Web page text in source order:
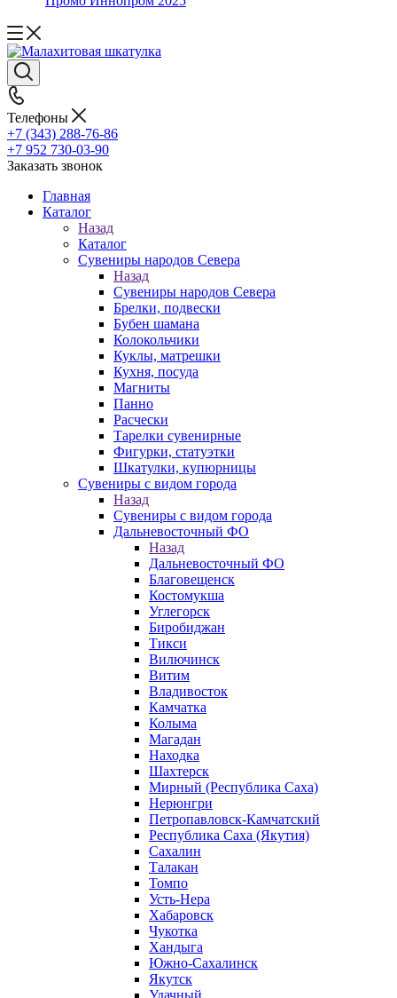
Телефоны
+7 (343) 288-76-86
+7 952 730-03-90
Заказать звонок
Главная
Каталог
Назад
Каталог
Сувениры народов Севера
Назад
Сувениры народов Севера
Брелки, подвески
Бубен шамана
Колокольчики
Куклы, матрешки
Кухня, посуда
Магниты
Панно
Расчески
Тарелки сувенирные
Фигурки, статуэтки
Шкатулки, купюрницы
Сувениры с видом города
Назад
Сувениры с видом города
Дальневосточный ФО
Назад
Дальневосточный ФО
Благовещенск
Костомукша
Углегорск
Биробиджан
Тикси
Вилючинск
Витим
Владивосток
Камчатка
Колыма
Магадан
Находка
Шахтерск
Мирный (Республика Саха)
Нерюнгри
Петропавловск-Камчатский
Республика Саха (Якутия)
Сахалин
Талакан
Томпо
Усть-Нера
Хабаровск
Чукотка
Хандыга
Южно-Сахалинск
Якутск
Удачный